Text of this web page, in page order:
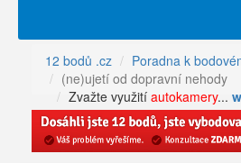
12 bodů .cz
Poradna k
(ne)ujetí od dopravní nehody
Zvažte využití autokamery...